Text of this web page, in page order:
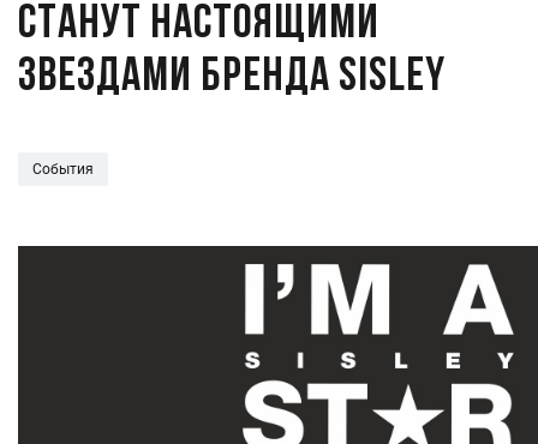
станут настоящими
звездами бренда Sisley
События